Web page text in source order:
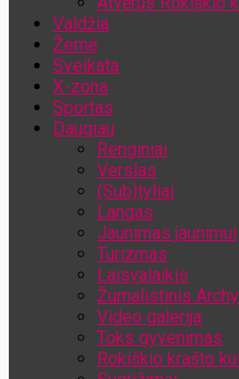
Valdžia
Žemė
Sveikata
X-zona
Sportas
Daugiau
Renginiai
Verslas
(Sub)tyliai
Langas
Jaunimas jaunimui
Turizmas
Laisvalaikis
Žurnalistinis
Video galerija
Toks gyvenimas
Rokiškio krašto